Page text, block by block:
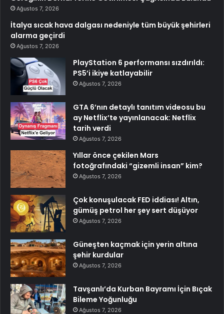
Ağustos 7, 2026
İtalya sıcak hava dalgası nedeniyle tüm büyük şehirleri
alarma geçirdi
Ağustos 7, 2026
PlayStation 6 performansı sızdırıldı:
PS5’i ikiye katlayabilir
Ağustos 7, 2026
GTA 6’nın detaylı tanıtım videosu bu
ay Netflix’te yayınlanacak: Netflix
tarih verdi
Ağustos 7, 2026
Yıllar önce çekilen Mars
fotoğrafındaki “gizemli insan” kim?
Ağustos 7, 2026
Çok konuşulacak FED iddiası! Altın,
gümüş petrol her şey sert düşüyor
Ağustos 7, 2026
Güneşten kaçmak için yerin altına
şehir kurdular
Ağustos 7, 2026
Tavşanlı’da Kurban Bayramı İçin Bıçak
Bileme Yoğunluğu
Ağustos 7, 2026